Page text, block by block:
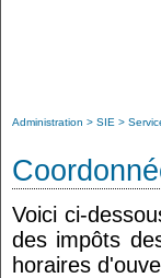
Administration SIE
Voici ci-
des impôts
horaires